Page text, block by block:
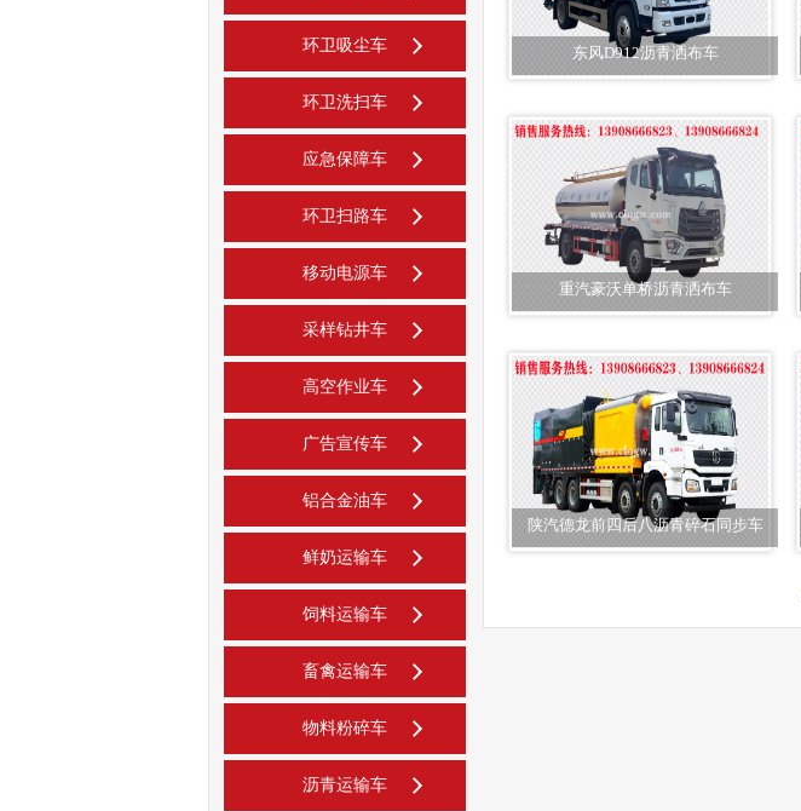
环卫吸尘车
环卫洗扫车
应急保障车
环卫扫路车
移动电源车
采样钻井车
高空作业车
广告宣传车
铝合金油车
鲜奶运输车
饲料运输车
畜禽运输车
物料粉碎车
沥青运输车
东风D912沥青洒布车
重汽豪沃单桥沥青洒布车
陕汽德龙前四后八沥青碎石同步车